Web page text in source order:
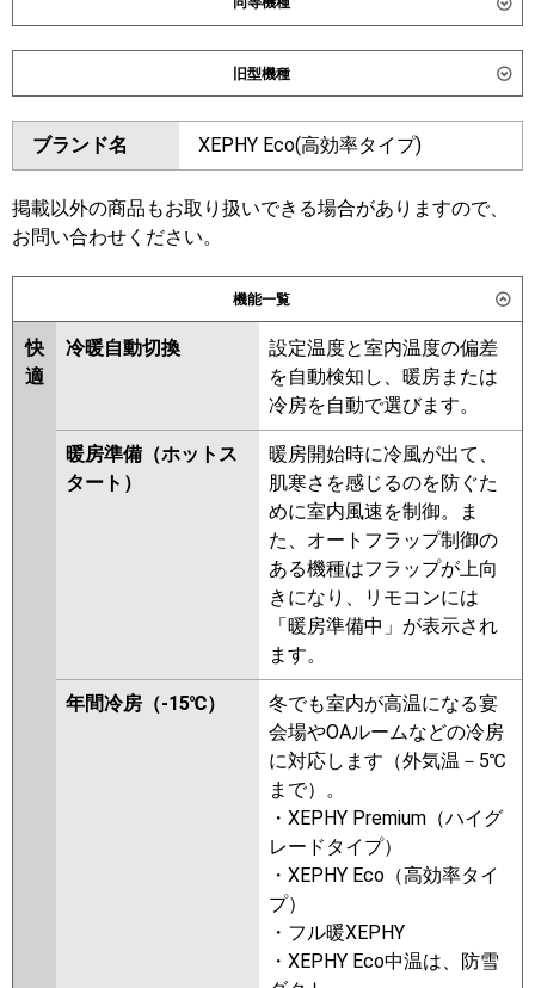
ダイキン
東芝
三菱電機
日立
三菱重工
PA-P112VK7HNC
P112V7HNC
旧型機種
ダイキン
東芝
三菱電機
三菱重工
パナソニック PA-P112V7KNB PA-P112V7HNB
PA-P112V7KN
PA-P112VK7HN
PA-P112V7HN
ブランド名 XEPHY Eco(高効率タイプ)
掲載以外の商品もお取り扱いできる場合がありますので、
お問い合わせください。
機能一覧
快
適
冷暖自動切換
設定温度と室内温度の偏差
を自動検知し、暖房または
冷房を自動で選びます。
暖房準備（ホットス
タート）
暖房開始時に冷風が出て、
肌寒さを感じるのを防ぐた
めに室内風速を制御。ま
た、オートフラップ制御の
ある機種はフラップが上向
きになり、リモコンには
「暖房準備中」が表示され
ます。
年間冷房（-15℃）
冬でも室内が高温になる宴
会場やOAルームなどの冷房
に対応します（外気温－5℃
まで）。
・XEPHY Premium（ハイグ
レードタイプ）
・XEPHY Eco（高効率タイ
プ）
・フル暖XEPHY
・XEPHY Eco中温は、防雪